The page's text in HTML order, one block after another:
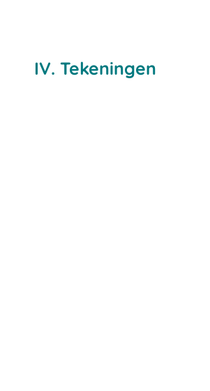
IV. Tekeningen